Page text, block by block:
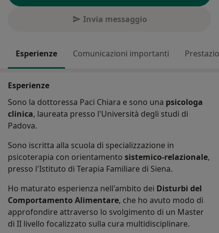
Invia messaggio
Esperienze Comunicazioni importanti
Esperienze
Sono la dottoressa Paci Chiara e sono una psicologa
clinica, laureata presso l'Università degli studi di
Padova.
Sono iscritta alla scuola di specializzazione in
psicoterapia con orientamento sistemico-relazionale,
presso l'Istituto di Terapia Familiare di Siena.
Ho maturato esperienza nell'ambito dei Disturbi del
Comportamento Alimentare, che ho avuto modo di
approfondire attraverso lo svolgimento di un Master
di II livello focalizzato sulla cura multidisciplinare.